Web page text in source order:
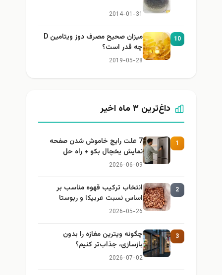
2014-01-31
10
میزان صحیح مصرف دوز ویتامین D
چه قدر است؟
2019-05-28
داغ‌ترین ۳ ماه اخیر
1
7 علت رایج خاموش شدن صفحه
نمایش یخچال بکو + راه حل
2026-06-09
2
انتخاب ترکیب قهوه مناسب بر
اساس نسبت عربیکا و ربوستا
2026-05-26
3
چگونه ویترین مغازه را بدون
بازسازی، جذاب‌تر کنیم؟
2026-07-02